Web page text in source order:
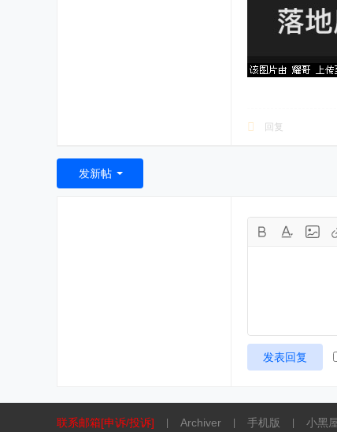
回复
发新帖
发表回复
联系邮箱[申诉/投诉] Archiver 手机版 小黑